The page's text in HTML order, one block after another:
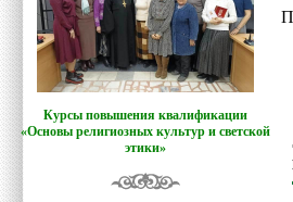
Курсы повышения квалификации
«Основы религиозных культур и светской
этики»